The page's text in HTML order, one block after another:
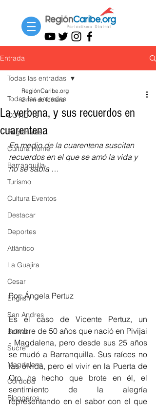
Entrada
Todas las entradas
COVID-19
Regionales
Cultura Home
Barranquilla
Turismo
Cultura Eventos
Destacar
Deportes
Atlántico
La Guajira
Cesar
English
San Andres
Bolívar
Sucre
Magdalena
Córdoba
Bloggeros
Todas las entradas
La verbena, y sus recuerdos en
cuarentena
RegiónCaribe.org
2 min de lectura
En medio de la cuarentena suscitan
recuerdos en el que se amó la vida y
no sé sabía …
Por: Ángela Pertuz
Es el caso de Vicente Pertuz, un
hombre de 50 años que nació en Pivijai
- Magdalena, pero desde sus 25 años
se mudó a Barranquilla. Sus raíces no
las olvida, pero el vivir en la Puerta de
Oro ha hecho que brote en él, el
sentimiento de la alegría
representando en el sabor con el que